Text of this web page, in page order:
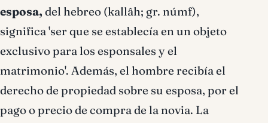
esposa, del hebreo (kallâh; gr. númf),
significa 'ser que se establecía en un objeto
exclusivo para los esponsales y el
matrimonio'. Además, el hombre recibía el
derecho de propiedad sobre su esposa, por el
pago o precio de compra de la novia. La